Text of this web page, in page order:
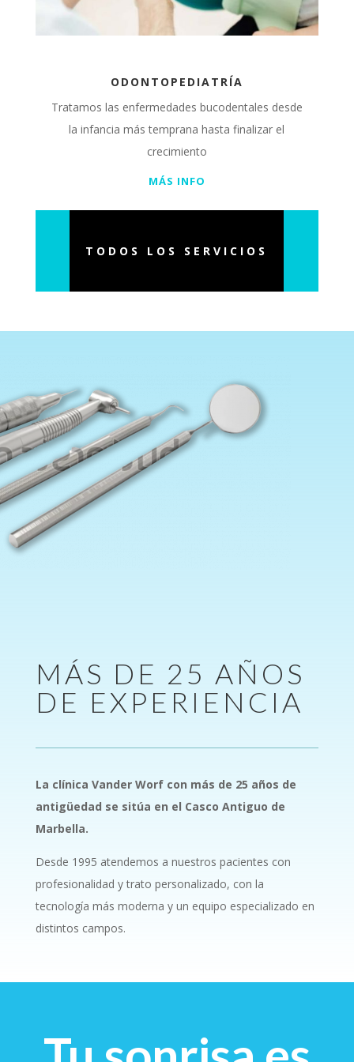
ODONTOPEDIATRÍA
Tratamos las enfermedades bucodentales desde
la infancia más temprana hasta finalizar el
crecimiento
MÁS INFO
TODOS LOS SERVICIOS
MÁS DE 25 AÑOS
DE EXPERIENCIA
La clínica Vander Worf con más de 25 años de
antigüedad se sitúa en el Casco Antiguo de
Marbella.
Desde 1995 atendemos a nuestros pacientes con
profesionalidad y trato personalizado, con la
tecnología más moderna y un equipo especializado en
distintos campos.